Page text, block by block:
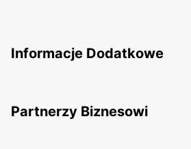
Informacje Dodatkowe
Partnerzy Biznesowi